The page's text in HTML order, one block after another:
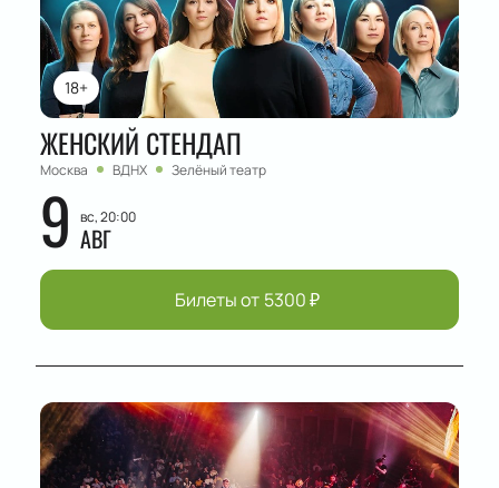
18+
ЖЕНСКИЙ СТЕНДАП
Москва ВДНХ Зелёный театр
9 вс, 20:00
АВГ
Билеты от 5300₽